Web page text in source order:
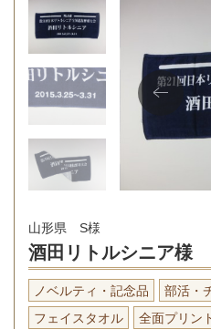
山形県 S様
酒田リトルシニア様
ノベルティ・記念品
部活・
フェイスタオル
全面プリン